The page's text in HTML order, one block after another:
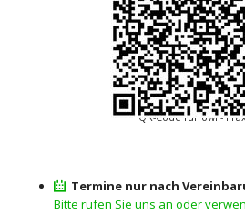
QR-Code für owi -
Termine nur nach
Bitte rufen Sie uns an oder